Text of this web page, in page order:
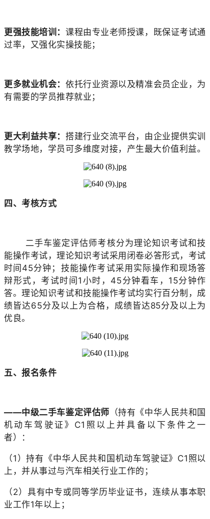
更强技能培训： 课程由专业老师授课，既保证考试通
过率，又强化实操技能；
更多就业机会： 依托行业资源以及精准会员企业，为
有需要的学员推荐就业；
更大利益共享： 搭建行业交流平台，由企业提供实训
教学场地，学员可多维度对接，产生最大价值利益。
四、考核方式
二手车鉴定评估师考核分为理论知识考试和技
能操作考试，理论知识考试采用闭卷必答形式，考试
时间45分钟；技能操作考试采用实际操作和现场答
辩形式，考试时间1小时，45分钟看车，15分钟作
答。理论知识考试和技能操作考试均实行百分制，成
绩皆达65分及以上为合格，成绩皆达85分及以上为
优良。
五、报名条件
——中级二手车鉴定评估师 （持有《中华人民共和国
机动车驾驶证》C1照以上并具备以下条件之一
者）：
（1）持有《中华人民共和国机动车驾驶证》C1照以
上，并从事过与汽车相关行业工作的；
（2）具有中专或同等学历毕业证书，连续从事本职
业工作1年以上；